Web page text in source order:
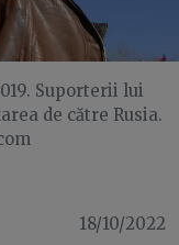
Suporterii lui
de către Rusia.
18/10/2022